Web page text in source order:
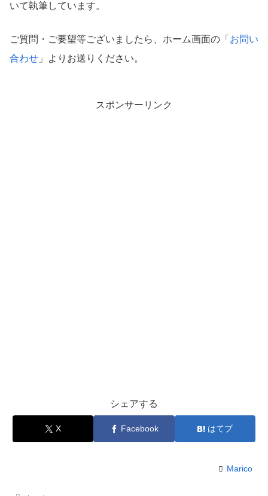
いて執筆しています。
ご質問・ご要望等ございましたら、ホーム画面の「 お問い
合わせ 」よりお送りください。
スポンサーリンク
シェアする
X Facebook はてブ
Marico